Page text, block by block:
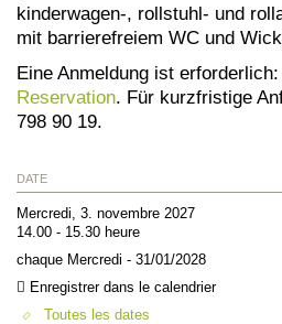
kinderwagen-, rollstuhl- und
mit barrierefreiem WC und
Eine Anmeldung ist erforderlich:
Reservation . Für kurzfristige
798 90 19.
DATE
Mercredi, 3. novembre 2027
14.00 - 15.30 heure
chaque Mercredi - 31/01/2028
Enregistrer dans le calendrier
Toutes les dates